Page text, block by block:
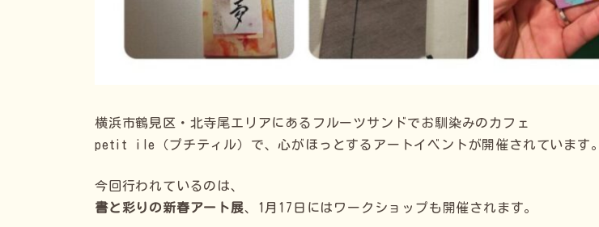
横浜市鶴見区・北寺尾エリアにあるフルーツサンドでお馴染みのカフェ
petit ile（プチティル）で、心がほっとするアートイベントが開催されています。
今回行われているのは、
書と彩りの新春アート展、1月17日にはワークショップも開催されます。